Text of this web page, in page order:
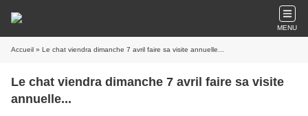
MENU
Accueil » Le chat viendra dimanche 7 avril faire sa visite annuelle...
Le chat viendra dimanche 7 avril faire sa visite
annuelle...